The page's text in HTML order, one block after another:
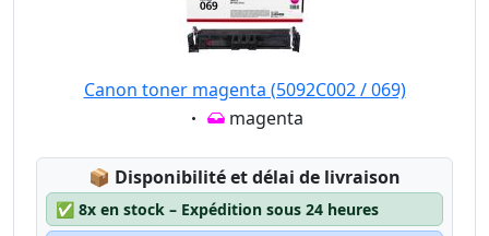
Canon toner magenta (5092C002 / 069)
Eigenschaft:
magenta
📦 Lagerstatus:
Disponibilité et délai de livraison
✅ 8x en stock – Expédition sous 24 heures